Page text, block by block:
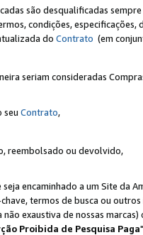
são desqualificadas
condições,
do Contrato (em
seriam consideradas
seu Contrato,
reembolsado ou devolvido,
encaminhado a um Site da
termos de busca ou
exaustiva de nossas
Proibida de Pesquisa Paga